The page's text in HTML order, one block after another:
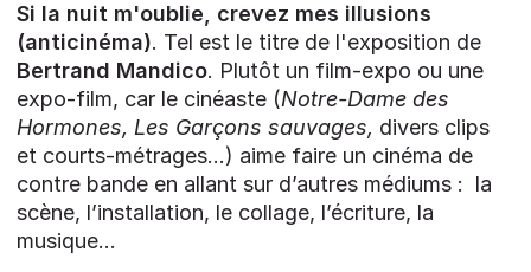
Si la nuit m'oublie, crevez mes illusions
(anticinéma). Tel est le titre de l'exposition de
Bertrand Mandico. Plutôt un film-expo ou une
expo-film, car le cinéaste (Notre-Dame des
Hormones, Les Garçons sauvages, divers clips
et courts-métrages...) aime faire un cinéma de
contre bande en allant sur d’autres médiums : la
scène, l’installation, le collage, l’écriture, la
musique…